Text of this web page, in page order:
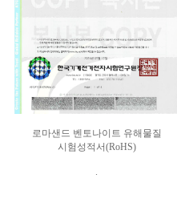
로마샌드 벤토나이트 유해물질
시험성적서(RoHS)
.